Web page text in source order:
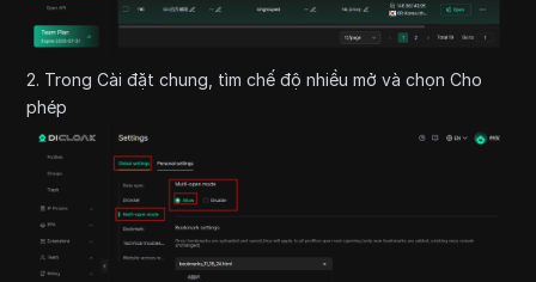
2. Trong Cài đặt chung, tìm chế độ nhiều mở và chọn Cho
phép